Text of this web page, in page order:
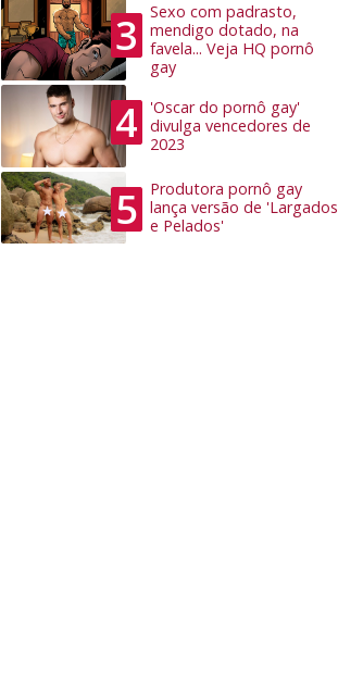
3
Sexo com padrasto,
mendigo dotado, na
favela... Veja HQ pornô
gay
4
'Oscar do pornô gay'
divulga vencedores de
2023
5
Produtora pornô gay
lança versão de 'Largados
e Pelados'